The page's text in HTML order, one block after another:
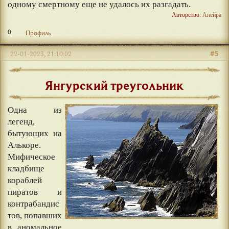
одному смертному еще не удалось их разгадать.
Авторство: Анейра
0 Профиль
#5
22-01-2023, 21:10:02
Янгурский треугольник
Одна из
легенд,
бытующих на
Алькоре.
Мифическое
кладбище
кораблей
пиратов и
контрабандис
тов, попавших